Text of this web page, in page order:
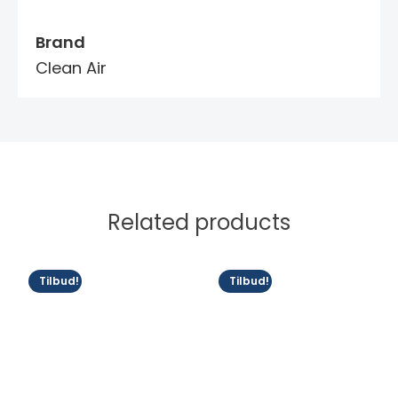
Brand
Clean Air
Related products
Tilbud! Tilbud!